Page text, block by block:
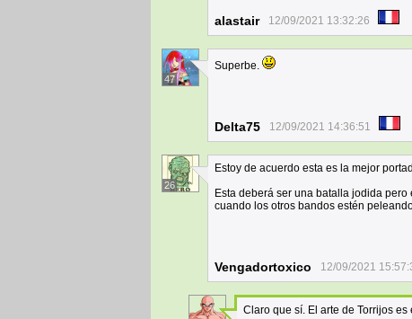
alastair 12/09/2021 13:32:26
47
Superbe.
Delta75 12/09/2021 14:36:51
26
Estoy de acuerdo esta es la mejor
Esta deberá ser una batalla jodida
cuando los otros bandos estén
Vengadortoxico 12/09/2021
Claro que sí. El arte de Torrijos es